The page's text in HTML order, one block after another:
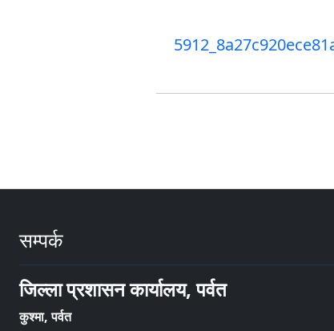
सम्पर्क
जिल्ला प्रशासन कार्यालय, पर्वत
कुश्मा, पर्वत